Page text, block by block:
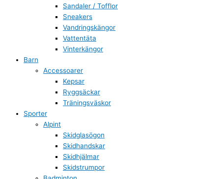
Sandaler / Tofflor
Sneakers
Vandringskängor
Vattentäta
Vinterkängor
Barn
Accessoarer
Kepsar
Ryggsäckar
Träningsväskor
Sporter
Alpint
Skidglasögon
Skidhandskar
Skidhjälmar
Skidstrumpor